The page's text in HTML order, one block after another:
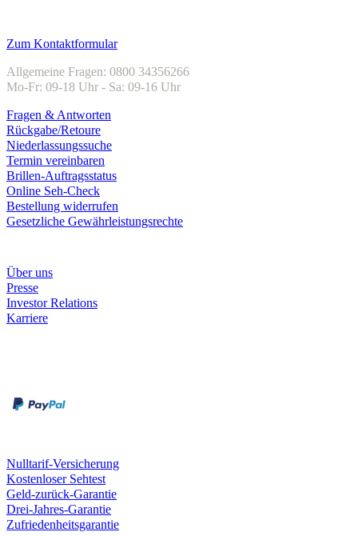
Zum Kontaktformular
Allgemeine Fragen: 0800 34356266
Mo-Fr: 09-18 Uhr - Sa: 09-16 Uhr
Fragen & Antworten
Rückgabe/Retoure
Niederlassungssuche
Termin vereinbaren
Brillen-Auftragsstatus
Online Seh-Check
Bestellung widerrufen
Gesetzliche Gewährleistungsrechte
Über uns
Presse
Investor Relations
Karriere
Nulltarif-Versicherung
Kostenloser Sehtest
Geld-zurück-Garantie
Drei-Jahres-Garantie
Zufriedenheitsgarantie